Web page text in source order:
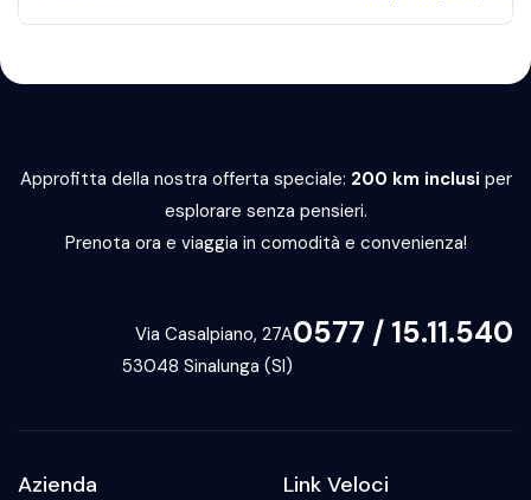
Approfitta della nostra offerta speciale: 200 km inclusi per
esplorare senza pensieri.
Prenota ora e viaggia in comodità e convenienza!
0577 / 15.11.540
Via Casalpiano, 27A
53048 Sinalunga (SI)
Azienda Link Veloci